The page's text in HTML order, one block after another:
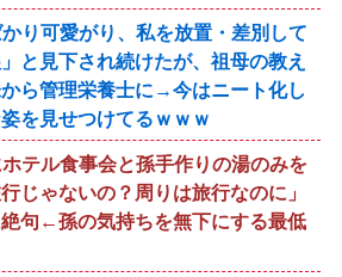
り可愛がり、私を放置・差別して
と見下され続けたが、祖母の教え
ら管理栄養士に→今はニート化し
を見せつけてるｗｗｗ
テル食事会と孫手作りの湯のみを
じゃないの？周りは旅行なのに」
句←孫の気持ちを無下にする最低